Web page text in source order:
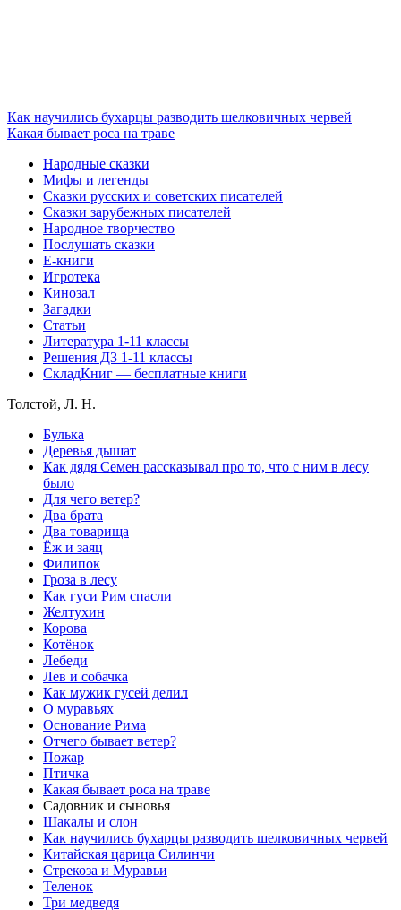
Как научились бухарцы разводить шелковичных червей
Какая бывает роса на траве
Народные сказки
Мифы и легенды
Сказки русских и советских писателей
Сказки зарубежных писателей
Народное творчество
Послушать сказки
Е-книги
Игротека
Кинозал
Загадки
Статьи
Литература 1-11 классы
Решения ДЗ 1-11 классы
СкладКниг — бесплатные книги
Толстой, Л. Н.
Булька
Деревья дышат
Как дядя Семен рассказывал про то, что с ним в лесу
было
Для чего ветер?
Два брата
Два товарища
Ёж и заяц
Филипок
Гроза в лесу
Как гуси Рим спасли
Желтухин
Корова
Котёнок
Лебеди
Лев и собачка
Как мужик гусей делил
О муравьях
Основание Рима
Отчего бывает ветер?
Пожар
Птичка
Какая бывает роса на траве
Садовник и сыновья
Шакалы и слон
Как научились бухарцы разводить шелковичных червей
Китайская царица Силинчи
Стрекоза и Муравьи
Теленок
Три медведя